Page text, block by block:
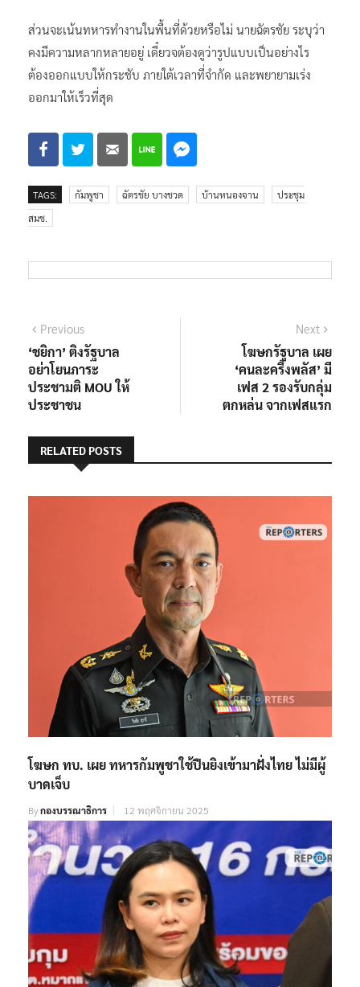
ส่วนจะเน้นทหารทำงานในพื้นที่ด้วยหรือไม่ นายฉัตรชัย ระบุว่า
คงมีความหลากหลายอยู่ เดี๋ยวจต้องดูว่ารูปแบบเป็นอย่างไร
ต้องออกแบบให้กระชับ ภายใต้เวลาที่จำกัด และพยายามเร่ง
ออกมาให้เร็วที่สุด
TAGS: กัมพูชา ฉัตรชัย บางชวด บ้านหนองจาน
ประชุม
สมช.
แนะแนว
เรื่อง
PreviousPrevious
post:
‘ชยิกา’ ติงรัฐบาล
อย่าโยนภาระ
ประชามติ MOU ให้
ประชาชน
Next
post:
โฆษกรัฐบาล เผย
‘คนละครึ่งพลัส’ มี
เฟส 2 รองรับกลุ่ม
ตกหล่น จากเฟสแรก
RELATED POSTS
โฆษก ทบ. เผย ทหารกัมพูชาใช้ปืนยิงเข้ามาฝั่งไทย ไม่มีผู้
บาดเจ็บ
Byกองบรรณาธิการ 12 พฤศจิกายน 2025